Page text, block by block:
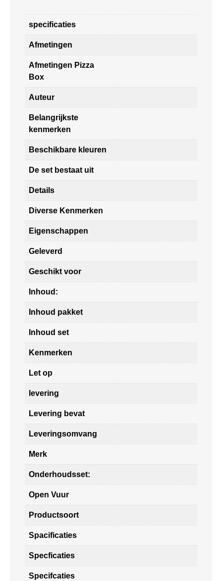
specificaties
Afmetingen
Afmetingen Pizza
Box
Auteur
Belangrijkste
kenmerken
Beschikbare kleuren
De set bestaat uit
Details
Diverse Kenmerken
Eigenschappen
Geleverd
Geschikt voor
Inhoud:
Inhoud pakket
Inhoud set
Kenmerken
Let op
levering
Levering bevat
Leveringsomvang
Merk
Onderhoudsset:
Open Vuur
Productsoort
Spacificaties
Specficaties
Specifcaties